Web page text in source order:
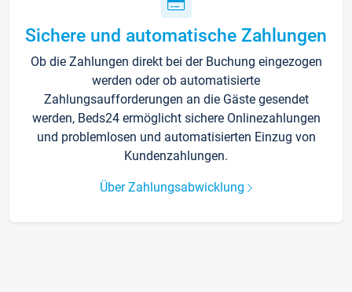
Sichere und automatische Zahlungen
Ob die Zahlungen direkt bei der Buchung eingezogen
werden oder ob automatisierte
Zahlungsaufforderungen an die Gäste gesendet
werden, Beds24 ermöglicht sichere Onlinezahlungen
und problemlosen und automatisierten Einzug von
Kundenzahlungen.
Über Zahlungsabwicklung